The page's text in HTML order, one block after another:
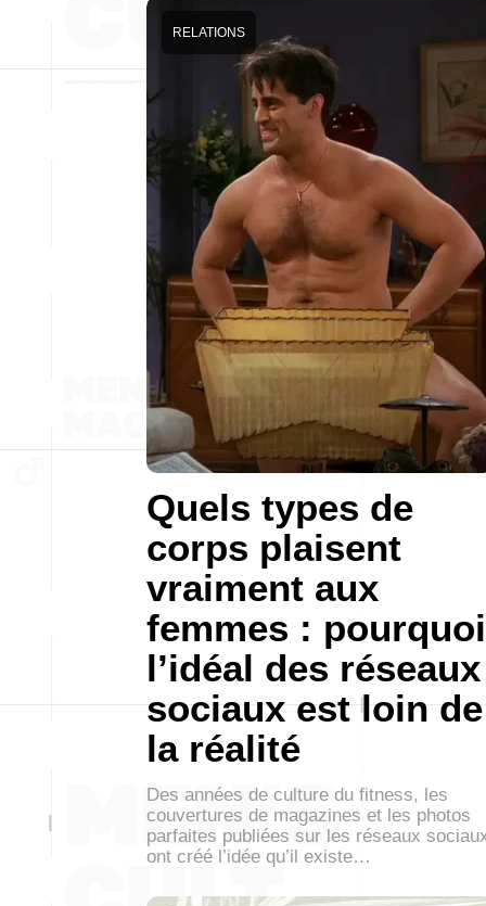
Quels types de
corps plaisent
vraiment aux
femmes : pourquoi
l’idéal des réseaux
sociaux est loin de
la réalité
RELATIONS
Des années de culture du fitness, les
couvertures de magazines et les photos
parfaites publiées sur les réseaux
ont créé l’idée qu’il existe…